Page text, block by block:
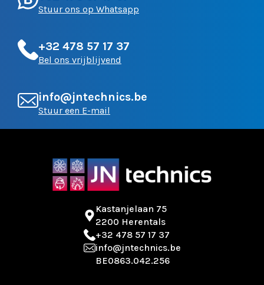
Stuur ons op Whatsapp
+32 478 57 17 37
Bel ons vrijblijvend
info@jntechnics.be
Stuur een E-mail
Kastanjelaan 75
2200 Herentals
+32 478 57 17 37
info@jntechnics.be
BE0863.042.256